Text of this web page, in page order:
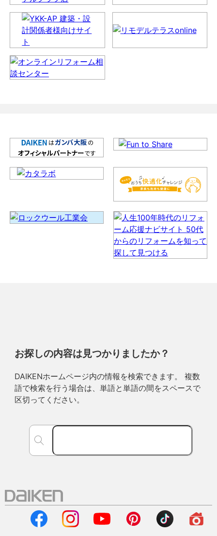
お探しの内容は見つかりましたか？
DAIKENホームページ内の情報を検索できます。 複数
語で検索を行う場合は、単語と単語の間をスペースで
区切ってください。